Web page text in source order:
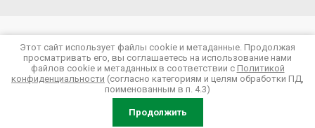
© 2022-2026 Арсенал Рыболова
Политика конфиденциальности
Сайт создан в:megagroup.ru
Этот сайт использует файлы cookie и метаданные. Продолжая
просматривать его, вы соглашаетесь на использование нами
файлов cookie и метаданных в соответствии с Политикой
конфиденциальности (согласно категориям и целям обработки ПД,
поименованным в п. 4.3)
Продолжить